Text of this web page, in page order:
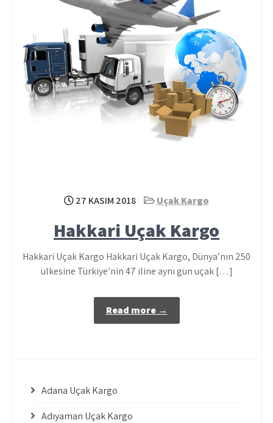
27 KASIM 2018 Uçak Kargo
Hakkari Uçak Kargo
Hakkari Uçak Kargo Hakkari Uçak Kargo, Dünya’nın 250
ülkesine Türkiye’nin 47 iline aynı gün uçak […]
Read more →
Adana Uçak Kargo
Adıyaman Uçak Kargo